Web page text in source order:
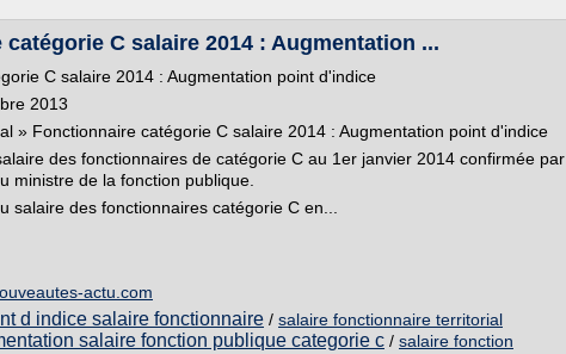
C salaire 2014 : Augmentation ...
C salaire 2014 : Augmentation point d'indice
2013
» Fonctionnaire catégorie C salaire 2014 : Augmentation point d'indice
des fonctionnaires de catégorie C au 1er janvier 2014 confirmée par
ministre de la fonction publique.
salaire des fonctionnaires catégorie C en...
actu.com
d indice salaire fonctionnaire / salaire fonctionnaire territorial
salaire fonction publique categorie c / salaire fonction